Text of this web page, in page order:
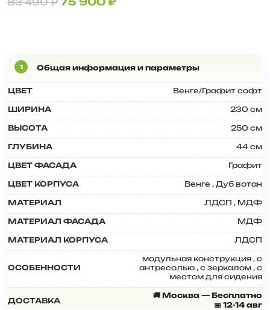
ЦВЕТ Венге/Графит софт
ШИРИНА 230 см
ВЫСОТА 250 см
ГЛУБИНА 44 см
ЦВЕТ ФАСАДА Графит
ЦВЕТ КОРПУСА Венге , Дуб вотан
МАТЕРИАЛ ЛДСП , МДФ
МАТЕРИАЛ ФАСАДА МДФ
МАТЕРИАЛ КОРПУСА ЛДСП
ОСОБЕННОСТИ
модульная конструкция , с
антресолью , с зеркалом , с
местом для сидения
ДОСТАВКА
🚚 Москва — Бесплатно
📅 12-14 авг